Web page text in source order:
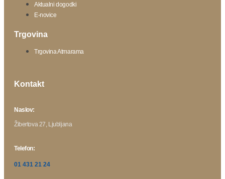
Aktualni dogodki
E-novice
Trgovina
Trgovina Atmarama
Kontakt
Naslov:
Žibertova 27, Ljubljana
Telefon:
01 431 21 24